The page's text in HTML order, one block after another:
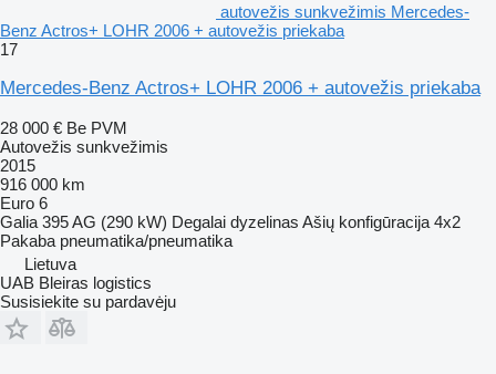
autovežis sunkvežimis Mercedes-
Benz Actros+ LOHR 2006 + autovežis priekaba
17
Mercedes-Benz Actros+ LOHR 2006 + autovežis priekaba
28 000 € Be PVM
Autovežis sunkvežimis
2015
916 000 km
Euro 6
Galia 395 AG (290 kW) Degalai dyzelinas Ašių konfigūracija 4x2
Pakaba pneumatika/pneumatika
Lietuva
UAB Bleiras logistics
Susisiekite su pardavėju